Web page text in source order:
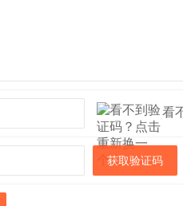
看
获取验证码